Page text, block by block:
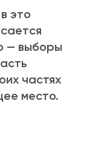
это
— выборы
частях
место.